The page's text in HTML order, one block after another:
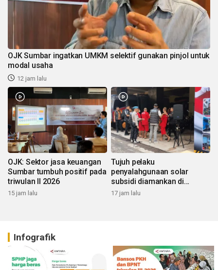
OJK Sumbar ingatkan UMKM selektif gunakan pinjol untuk
modal usaha
12 jam lalu
OJK: Sektor jasa keuangan
Sumbar tumbuh positif pada
triwulan II 2026
15 jam lalu
Tujuh pelaku
penyalahgunaan solar
subsidi diamankan di
Sumbar
17 jam lalu
Infografik